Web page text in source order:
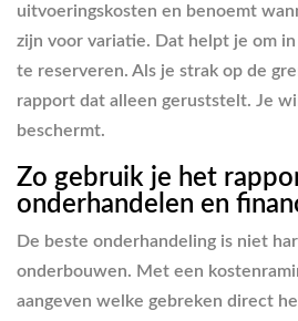
uitvoeringskosten en benoemt
zijn voor variatie. Dat helpt je om
te reserveren. Als je strak op de
rapport dat alleen geruststelt. Je
beschermt.
Zo gebruik je het
onderhandelen en
De beste onderhandeling is niet
onderbouwen. Met een
aangeven welke gebreken direct